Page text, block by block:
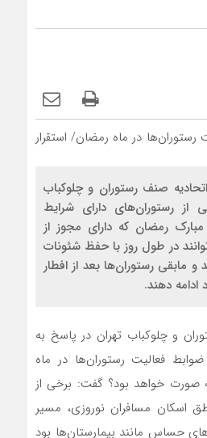
صنف رستوران و چلوکباب
از رستوران‌های دارای شرایط
رمضان که دارای مجوز از
در طول روز با حفظ شئونات
مابقی رستوران‌ها بعد از افطار
ادامه دهند.
و چلوکباب تهران در پاسخ به
فعالیت رستوران‌ها در ماه
صورت خواهد بود؟ گفت: برخی از
اسکان مسافران نوروزی، مسیر
حساس مانند بیمارستان‌ها بود